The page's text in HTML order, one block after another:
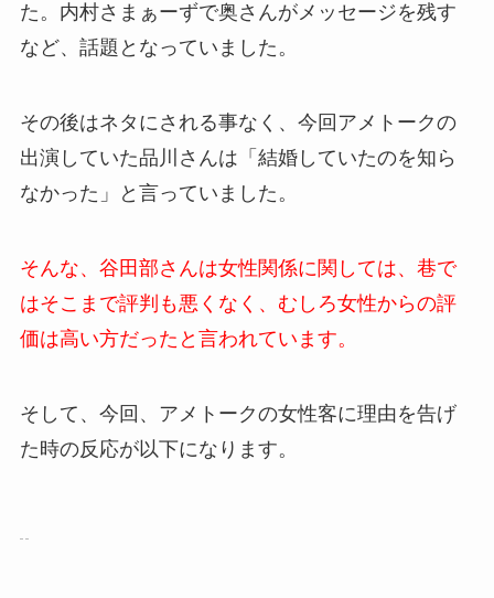
た。内村さまぁーずで奥さんがメッセージを残す
など、話題となっていました。
その後はネタにされる事なく、今回アメトークの
出演していた品川さんは「結婚していたのを知ら
なかった」と言っていました。
そんな、谷田部さんは女性関係に関しては、巷で
はそこまで評判も悪くなく、むしろ女性からの評
価は高い方だったと言われています。
そして、今回、アメトークの女性客に理由を告げ
た時の反応が以下になります。